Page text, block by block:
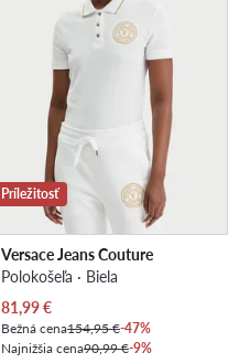
Príležitosť
Versace Jeans Couture
Polokošeľa · Biela
Aktuálna cena
81,99€
Bežná cena154,95 €-47%
Najnižšia cena90,99 €-9%